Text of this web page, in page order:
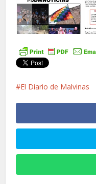
El Diario de Malvinas